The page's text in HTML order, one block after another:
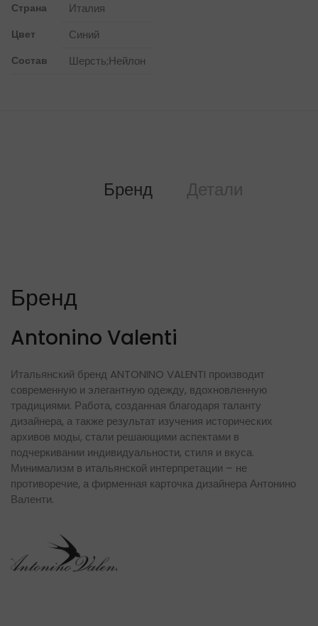
Страна Италия
Цвет Синий
Состав Шерсть;Нейлон
Бренд Детали
Бренд
Antonino Valenti
Итальянский бренд ANTONINO VALENTI производит
современную и элегантную одежду, вдохновленную
традициями. Работа, созданная благодаря таланту
дизайнера, а также результат изучения исторических
архивов моды, стали решающими аспектами в
подчеркивании индивидуальности, стиля и вкуса.
Минимализм в итальянской интерпретации – не
противоречие, а фирменная карточка дизайнера Антонино
Валенти.